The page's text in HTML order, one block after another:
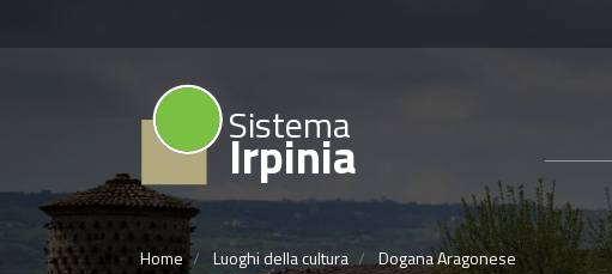
Sistema
Irpinia
Home Luoghi della cultura Dogana Aragonese